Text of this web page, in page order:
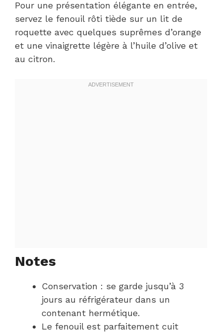
Pour une présentation élégante en entrée,
servez le fenouil rôti tiède sur un lit de
roquette avec quelques suprêmes d’orange
et une vinaigrette légère à l’huile d’olive et
au citron.
Notes
Conservation : se garde jusqu’à 3
jours au réfrigérateur dans un
contenant hermétique.
Le fenouil est parfaitement cuit